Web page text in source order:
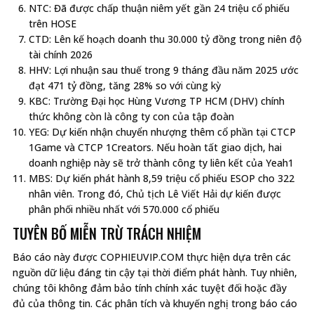
NTC: Đã được chấp thuận niêm yết gần 24 triệu cổ phiếu
trên HOSE
CTD: Lên kế hoạch doanh thu 30.000 tỷ đồng trong niên độ
tài chính 2026
HHV: Lợi nhuận sau thuế trong 9 tháng đầu năm 2025 ước
đạt 471 tỷ đồng, tăng 28% so với cùng kỳ
KBC: Trường Đại học Hùng Vương TP HCM (DHV) chính
thức không còn là công ty con của tập đoàn
YEG: Dự kiến nhận chuyển nhượng thêm cổ phần tại CTCP
1Game và CTCP 1Creators. Nếu hoàn tất giao dịch, hai
doanh nghiệp này sẽ trở thành công ty liên kết của Yeah1
MBS: Dự kiến phát hành 8,59 triệu cổ phiếu ESOP cho 322
nhân viên. Trong đó, Chủ tịch Lê Viết Hải dự kiến được
phân phối nhiều nhất với 570.000 cổ phiếu
TUYÊN BỐ MIỄN TRỪ TRÁCH NHIỆM
Báo cáo này được COPHIEUVIP.COM thực hiện dựa trên các
nguồn dữ liệu đáng tin cậy tại thời điểm phát hành. Tuy nhiên,
chúng tôi không đảm bảo tính chính xác tuyệt đối hoặc đầy
đủ của thông tin. Các phân tích và khuyến nghị trong báo cáo